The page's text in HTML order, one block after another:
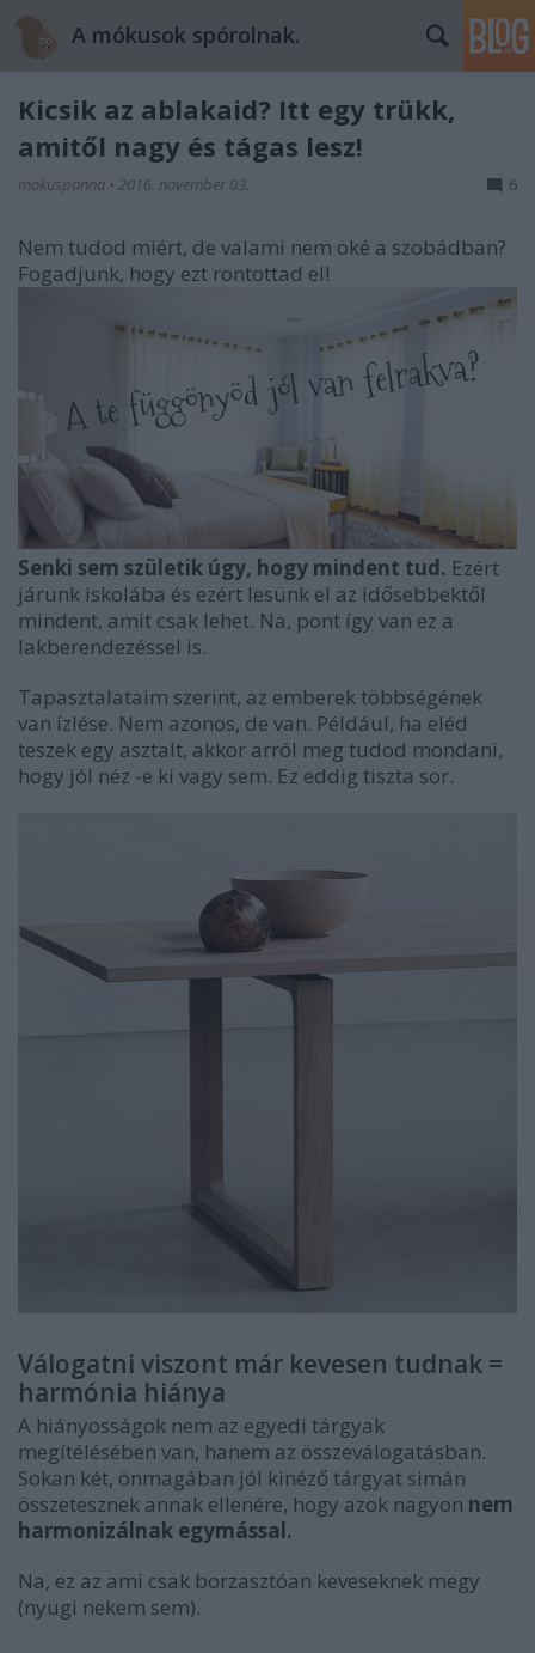
A mókusok spórolnak.
Kicsik az ablakaid? Itt egy trükk,
amitől nagy és tágas lesz!
mokuspanna • 2016. november 03. 6
Nem tudod miért, de valami nem oké a szobádban?
Fogadjunk, hogy ezt rontottad el!
Senki sem születik úgy, hogy mindent tud. Ezért
járunk iskolába és ezért lesünk el az idősebbektől
mindent, amit csak lehet. Na, pont így van ez a
lakberendezéssel is.
Tapasztalataim szerint, az emberek többségének
van ízlése. Nem azonos, de van. Például, ha eléd
teszek egy asztalt, akkor arról meg tudod mondani,
hogy jól néz -e ki vagy sem. Ez eddig tiszta sor.
Válogatni viszont már kevesen tudnak =
harmónia hiánya
A hiányosságok nem az egyedi tárgyak
megítélésében van, hanem az összeválogatásban.
Sokan két, önmagában jól kinéző tárgyat simán
összetesznek annak ellenére, hogy azok nagyon nem
harmonizálnak egymással.
Na, ez az ami csak borzasztóan keveseknek megy
(nyugi nekem sem).